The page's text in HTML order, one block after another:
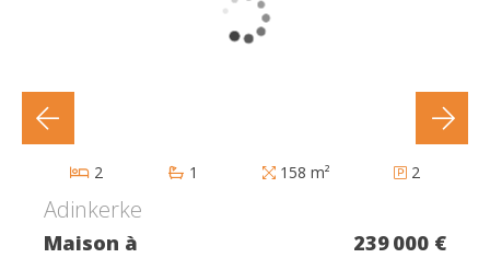
2 1 158 m² 2
Adinkerke
Maison à
239 000 €